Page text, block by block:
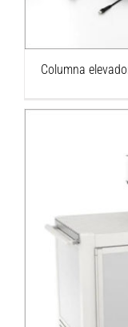
Columna
Robot